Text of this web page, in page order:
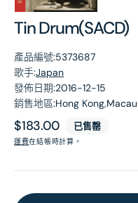
Tin Drum(SACD)
產品編號:5373687
歌手:Japan
發佈日期:2016-12-15
銷售地區:Hong Kong,Macau
原
價
$183.00 已售罄
運費在結帳時計算。